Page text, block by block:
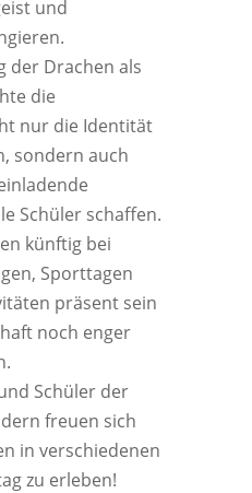
und
der Drachen als
die
nur die Identität
sondern auch
Schüler schaffen.
künftig bei
Sporttagen
präsent sein
noch enger
Schüler der
freuen sich
in verschiedenen
zu erleben!